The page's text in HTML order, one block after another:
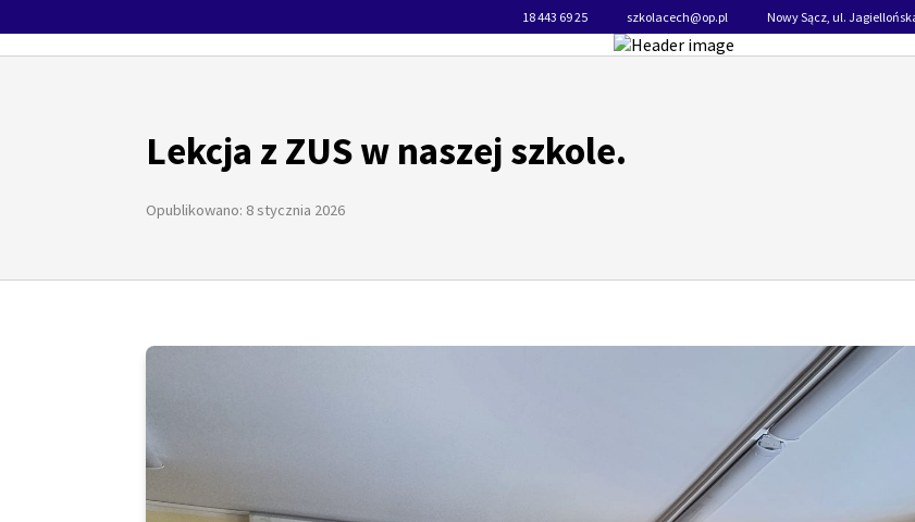
18 443 69 25 szkolacech@op.pl Nowy Sącz, ul.
Lekcja z ZUS w naszej szkole.
Opublikowano: 8 stycznia 2026